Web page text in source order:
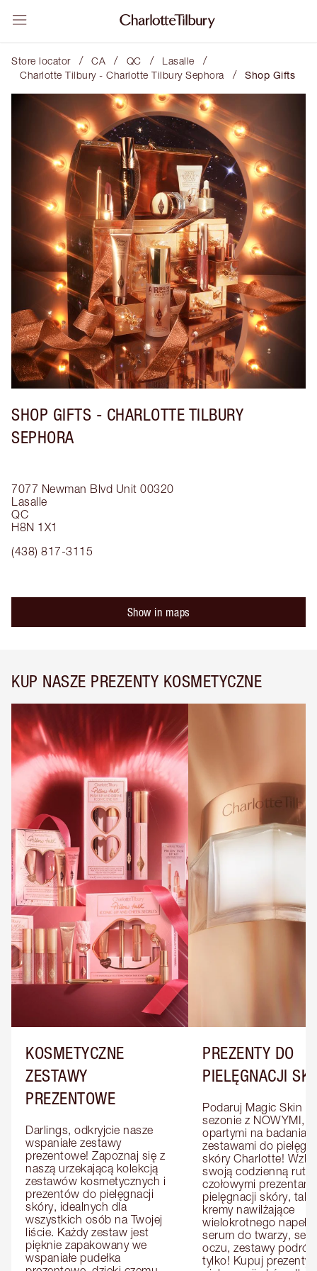
Store locator / CA / QC / Lasalle /
Charlotte Tilbury - Charlotte Tilbury Sephora / Shop Gifts
SHOP GIFTS - CHARLOTTE TILBURY
SEPHORA
7077 Newman Blvd Unit 00320
Lasalle
QC
H8N 1X1
(438) 817-3115
Show in maps
KUP NASZE PREZENTY KOSMETYCZNE
KOSMETYCZNE
ZESTAWY
PREZENTOWE
Darlings, odkryjcie nasze
wspaniałe zestawy
prezentowe! Zapoznaj się z
naszą urzekającą kolekcją
zestawów kosmetycznych i
prezentów do pielęgnacji
skóry, idealnych dla
wszystkich osób na Twojej
liście. Każdy zestaw jest
pięknie zapakowany we
wspaniałe pudełka
PREZENTY DO
PIELĘGNACJI
Podaruj Magic Skin w
sezonie z NOWYMI,
opartymi na
zestawami do
skóry Charlotte!
swoją codzienną
czołowymi
pielęgnacji skóry,
kremy nawilżające
wielokrotnego
serum do twarzy,
oczu, zestawy
tylko! Kupuj prezenty